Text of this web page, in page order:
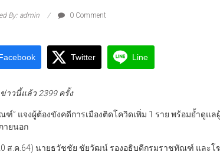
By: admin 0 Comment
Twitter Line
าวนี้แล้ว 2399 ครั้ง
ฑ์” แจงผู้ต้องขังคดีการเมืองติดโควิดเพิ่ม 1 ราย พร้อมย้ำดูแ
ายนอก
ส.ค.64) นายธวัชชัย ชัยวัฒน์ รองอธิบดีกรมราชทัณฑ์ และ